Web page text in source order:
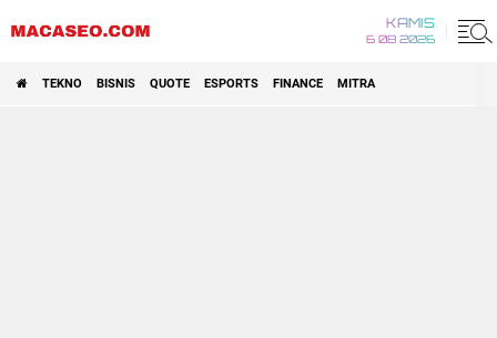
KAMIS
6 08 2026
TEKNO BISNIS QUOTE ESPORTS FINANCE MITRA